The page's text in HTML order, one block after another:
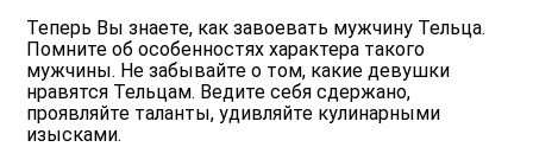
Теперь Вы знаете, как завоевать мужчину Тельца.
Помните об особенностях характера такого
мужчины. Не забывайте о том, какие девушки
нравятся Тельцам. Ведите себя сдержано,
проявляйте таланты, удивляйте кулинарными
изысками.